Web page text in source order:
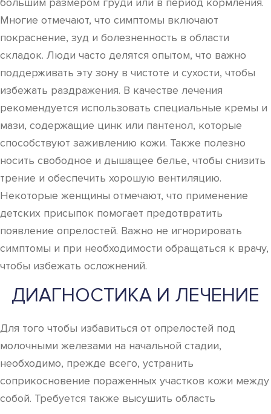
Многие отмечают, что симптомы включают
покраснение, зуд и болезненность в области
складок. Люди часто делятся опытом, что важно
поддерживать эту зону в чистоте и сухости, чтобы
избежать раздражения. В качестве лечения
рекомендуется использовать специальные кремы и
мази, содержащие цинк или пантенол, которые
способствуют заживлению кожи. Также полезно
носить свободное и дышащее белье, чтобы снизить
трение и обеспечить хорошую вентиляцию.
Некоторые женщины отмечают, что применение
детских присыпок помогает предотвратить
появление опрелостей. Важно не игнорировать
симптомы и при необходимости обращаться к врачу,
чтобы избежать осложнений.
ДИАГНОСТИКА И ЛЕЧЕНИЕ
Для того чтобы избавиться от опрелостей под
молочными железами на начальной стадии,
необходимо, прежде всего, устранить
соприкосновение пораженных участков кожи между
собой. Требуется также высушить область